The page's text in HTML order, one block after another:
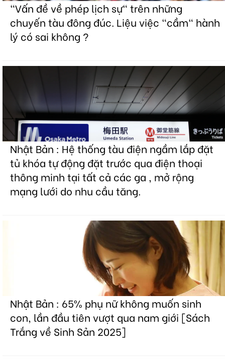
"Vấn đề về phép lịch sự" trên những
chuyến tàu đông đúc. Liệu việc "cầm" hành
lý có sai không ?
Nhật Bản : Hệ thống tàu điện ngầm lắp đặt
tủ khóa tự động đặt trước qua điện thoại
thông minh tại tất cả các ga , mở rộng
mạng lưới do nhu cầu tăng.
Nhật Bản : 65% phụ nữ không muốn sinh
con, lần đầu tiên vượt qua nam giới [Sách
Trắng về Sinh Sản 2025]